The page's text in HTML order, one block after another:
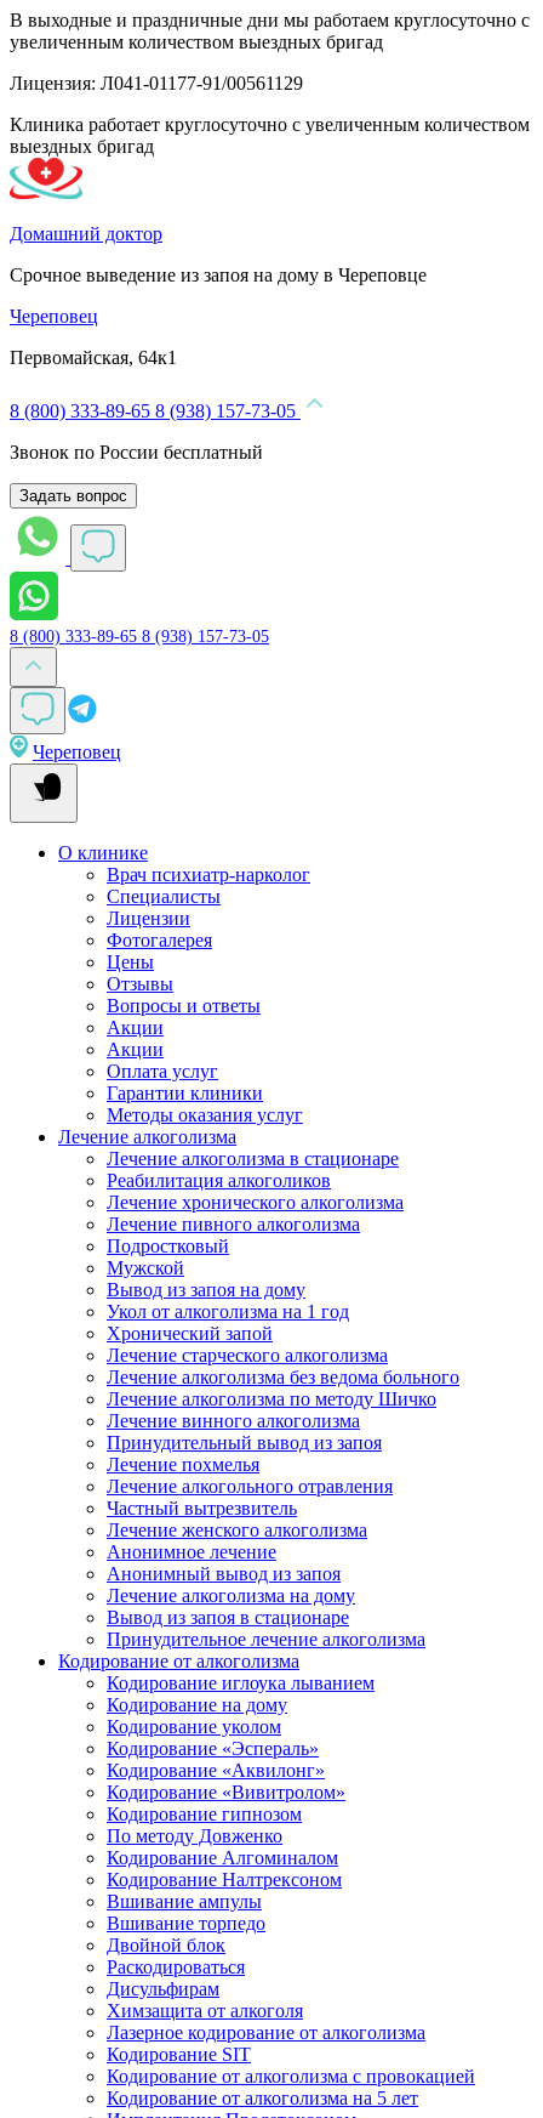
В выходные и праздничные дни мы работаем круглосуточно с
увеличенным количеством выездных бригад
Лицензия: Л041-01177-91/00561129
Клиника работает круглосуточно с увеличенным количеством
выездных бригад
Домашний доктор
Срочное выведение из запоя на дому в Череповце
Череповец
Первомайская, 64к1
8 (800) 333-89-65 8 (938) 157-73-05
Звонок по России бесплатный
Задать вопрос
8 (800) 333-89-65 8 (938) 157-73-05
Череповец
О клинике
Врач психиатр-нарколог
Специалисты
Лицензии
Фотогалерея
Цены
Отзывы
Вопросы и ответы
Акции
Акции
Оплата услуг
Гарантии клиники
Методы оказания услуг
Лечение алкоголизма
Лечение алкоголизма в стационаре
Реабилитация алкоголиков
Лечение хронического алкоголизма
Лечение пивного алкоголизма
Подростковый
Мужской
Вывод из запоя на дому
Укол от алкоголизма на 1 год
Хронический запой
Лечение старческого алкоголизма
Лечение алкоголизма без ведома больного
Лечение алкоголизма по методу Шичко
Лечение винного алкоголизма
Принудительный вывод из запоя
Лечение похмелья
Лечение алкогольного отравления
Частный вытрезвитель
Лечение женского алкоголизма
Анонимное лечение
Анонимный вывод из запоя
Лечение алкоголизма на дому
Вывод из запоя в стационаре
Принудительное лечение алкоголизма
Кодирование от алкоголизма
Кодирование иглоука лыванием
Кодирование на дому
Кодирование уколом
Кодирование «Эспераль»
Кодирование «Аквилонг»
Кодирование «Вивитролом»
Кодирование гипнозом
По методу Довженко
Кодирование Алгоминалом
Кодирование Налтрексоном
Вшивание ампулы
Вшивание торпедо
Двойной блок
Раскодироваться
Дисульфирам
Химзащита от алкоголя
Лазерное кодирование от алкоголизма
Кодирование SIT
Кодирование от алкоголизма с провокацией
Кодирование от алкоголизма на 5 лет